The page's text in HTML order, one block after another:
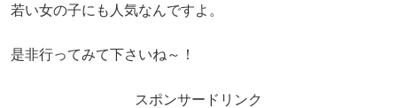
若い女の子にも人気なんですよ。
是非行ってみて下さいね～！
スポンサードリンク